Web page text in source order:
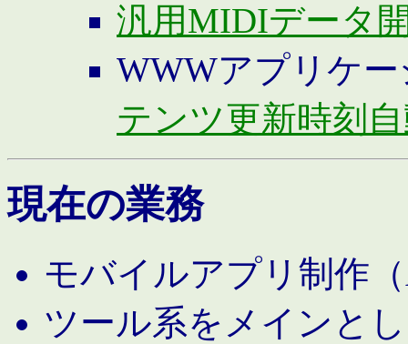
汎用MIDIデータ
WWWアプリケ
テンツ更新時刻
現在の業務
モバイルアプリ制作
ツール系をメインと